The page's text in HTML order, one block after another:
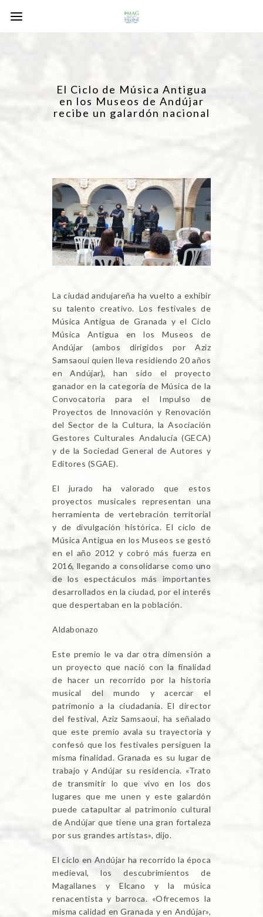
El Ciclo de Música Antigua
en los Museos de Andújar
recibe un galardón nacional
La ciudad andujareña ha vuelto a exhibir
su talento creativo. Los festivales de
Música Antigua de Granada y el Ciclo
Música Antigua en los Museos de
Andújar (ambos dirigidos por Aziz
Samsaoui quien lleva residiendo 20 años
en Andújar), han sido el proyecto
ganador en la categoría de Música de la
Convocatoria para el Impulso de
Proyectos de Innovación y Renovación
del Sector de la Cultura, la Asociación
Gestores Culturales Andalucía (GECA)
y de la Sociedad General de Autores y
Editores (SGAE).
El jurado ha valorado que estos
proyectos musicales representan una
herramienta de vertebración territorial
y de divulgación histórica. El ciclo de
Música Antigua en los Museos se gestó
en el año 2012 y cobró más fuerza en
2016, llegando a consolidarse como uno
de los espectáculos más importantes
desarrollados en la ciudad, por el interés
que despertaban en la población.
Aldabonazo
Este premio le va dar otra dimensión a
un proyecto que nació con la finalidad
de hacer un recorrido por la historia
musical del mundo y acercar el
patrimonio a la ciudadanía. El director
del festival, Aziz Samsaoui, ha señalado
que este premio avala su trayectoria y
confesó que los festivales persiguen la
misma finalidad. Granada es su lugar de
trabajo y Andújar su residencia. «Trato
de transmitir lo que vivo en los dos
lugares que me unen y este galardón
puede catapultar al patrimonio cultural
de Andújar que tiene una gran fortaleza
por sus grandes artistas», dijo.
El ciclo en Andújar ha recorrido la época
medieval, los descubrimientos de
Magallanes y Elcano y la música
renacentista y barroca. «Ofrecemos la
misma calidad en Granada y en Andújar»,